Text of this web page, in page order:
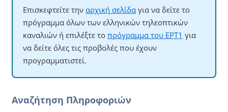
Επισκεφτείτε την αρχική σελίδα για να δείτε το
πρόγραμμα όλων των ελληνικών τηλεοπτικών
καναλιών ή επιλέξτε το πρόγραμμα του ΕΡΤ1 για
να δείτε όλες τις προβολές που έχουν
προγραμματιστεί.
Αναζήτηση Πληροφοριών